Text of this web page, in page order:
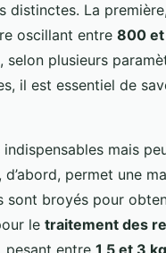
distinctes. La
oscillant entre 800 et
, selon plusieurs
il est essentiel de
mais
permet une
sont broyés pour
le traitement des